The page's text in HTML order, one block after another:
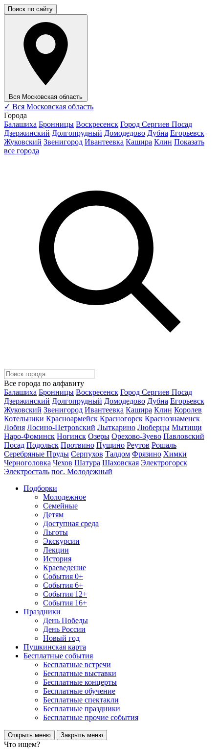
Поиск по сайту
Вся Московская область
✓ Вся Московская область
Города
Балашиха Бронницы Воскресенск Город Сергиев Посад
Дзержинский Долгопрудный Домодедово Дубна Егорьевск
Жуковский Звенигород Ивантеевка Кашира Клин Показать
все города
Все города по алфавиту
Балашиха Бронницы Воскресенск Город Сергиев Посад
Дзержинский Долгопрудный Домодедово Дубна Егорьевск
Жуковский Звенигород Ивантеевка Кашира Клин Королев
Котельники Красноармейск Красногорск Краснознаменск
Лобня Лосино-Петровский Лыткарино Люберцы Мытищи
Наро-Фоминск Ногинск Озеры Орехово-Зуево Павловский
Посад Подольск Протвино Пущино Реутов Рошаль
Серебряные Пруды Серпухов Талдом Фрязино Химки
Черноголовка Чехов Шатура Шаховская Электрогорск
Электросталь пос. Молодежный
Подборки
Молодежное
Семейные
Детям
Доступная среда
Льготы
Экскурсии
Лекции
История
Краеведение
События 0+
События 6+
События 12+
События 16+
Праздники
День Победы
День России
Новый год
Пушкинская карта
Бесплатные события
Бесплатные встречи
Бесплатные выставки
Бесплатные концерты
Бесплатные обучение
Бесплатные спектакли
Бесплатные праздники
Бесплатные прочие события
Открыть меню Закрыть меню
Что ищем?